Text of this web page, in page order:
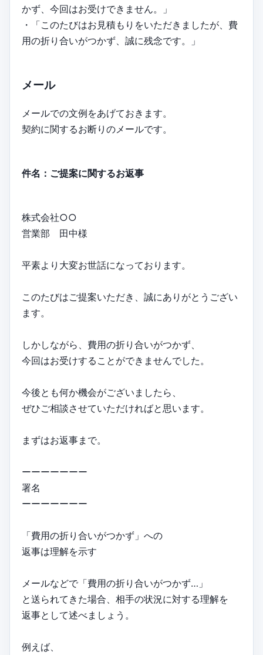
かず、今回はお受けできません。」
・「このたびはお見積もりをいただきましたが、費
用の折り合いがつかず、誠に残念です。」
メール
メールでの文例をあげておきます。
契約に関するお断りのメールです。
件名：ご提案に関するお返事
株式会社○○
営業部 田中様
平素より大変お世話になっております。
このたびはご提案いただき、誠にありがとうござい
ます。
しかしながら、費用の折り合いがつかず、
今回はお受けすることができませんでした。
今後とも何か機会がございましたら、
ぜひご相談させていただければと思います。
まずはお返事まで。
ーーーーーーー
署名
ーーーーーーー
「費用の折り合いがつかず」への
返事は理解を示す
メールなどで「費用の折り合いがつかず…」
と送られてきた場合、相手の状況に対する理解を
返事として述べましょう。
例えば、